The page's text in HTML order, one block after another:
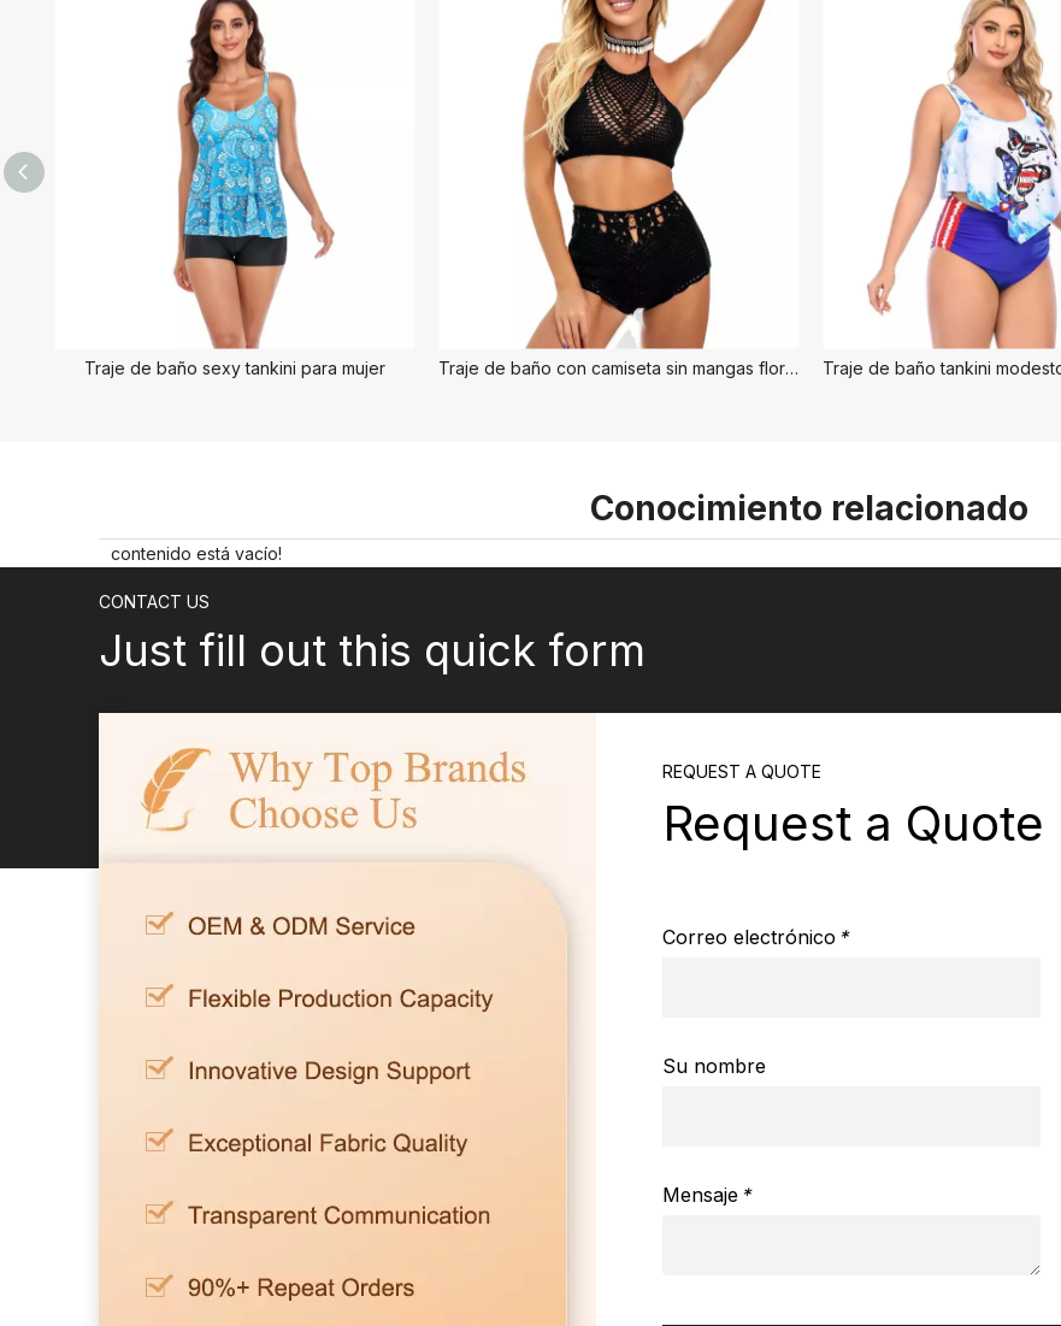
Traje de baño sexy tankini para mujer Traje de baño con camiseta sin mangas floral Tankini
Conocimiento relacionado
contenido está vacío!
CONTACT US
Just fill out this quick form
REQUEST A QUOTE
Request a Quote
*
Correo electrónico
Su nombre
*
Mensaje